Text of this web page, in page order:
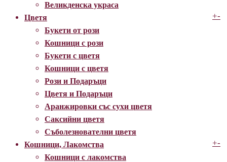
Великденска украса
Цветя
+-
Букети от рози
Кошници с рози
Букети с цветя
Кошници с цветя
Рози и Подаръци
Цветя и Подаръци
Аранжировки със сухи цветя
Саксийни цветя
Съболезнователни цветя
Кошници, Лакомства
+-
Кошници с лакомства